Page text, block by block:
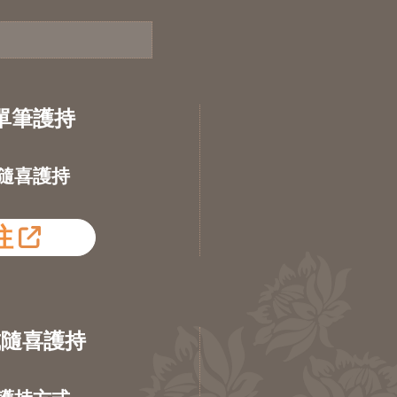
筆護持
喜護持
喜護持